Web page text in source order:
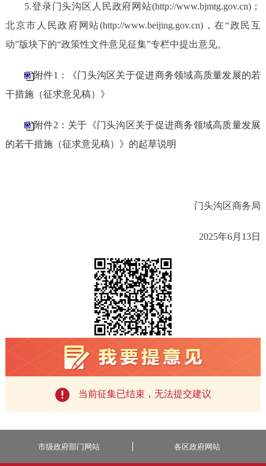
5.登录门头沟区人民政府网站(http://www.bjmtg.gov.cn)；
北京市人民政府网站(http://www.beijing.gov.cn)，在“政民互
动”版块下的“政策性文件意见征集”专栏中提出意见。
附件1：《门头沟区关于促进商务领域高质量发展的若
干措施（征求意见稿）》
附件2：关于《门头沟区关于促进商务领域高质量发展
的若干措施（征求意见稿）》的起草说明
门头沟区商务局
2025年6月 13日
当前征集已结束，无法提交建议
市级政府部门网站 各区政府网站